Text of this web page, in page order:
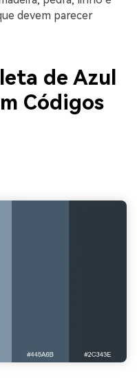
devem parecer
de Azul
Códigos